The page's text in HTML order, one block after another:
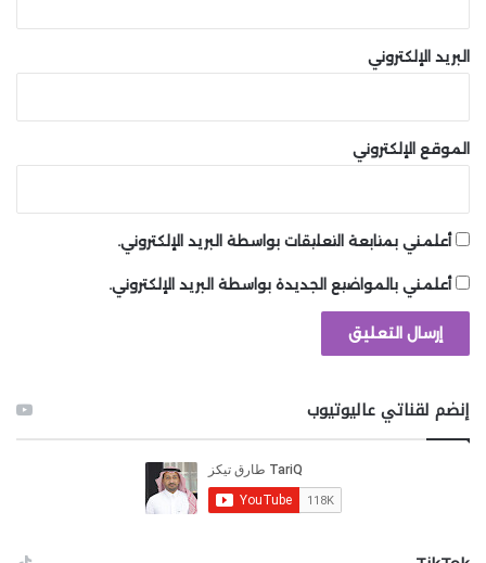
إن هذا كان قرار تسعير مقصود تم اتخاذه بهدف إيصال
Country هي لعبة خطية غير مفتوحة لا تتطلب التزامًا كبيرًا
إطلاقها في سبتمبر ولكن ليس لها سعر حتى الآن. قال رئيس
شركة Gearbox راندي بيتشفورد إنه حتى هو لا يعرف السعر
الذي سيكون عليه.
تباع بسعر أعلى، على الرغم من أن الجميع لا يتفقون على
أنها ستكون 100 دولار. وفقًا لخبراء الصناعة، تُظهر البيانات أن
وMicrosoft أول من انتقل إلى نقاط سعرية أعلى. وقد حذرت
البريد الإلكتروني
الموقع الإلكتروني
أعلمني بمتابعة التعليقات بواسطة البريد الإلكتروني.
أعلمني بالمواضيع الجديدة بواسطة البريد الإلكتروني.
إنضم لقناتي عاليوتيوب